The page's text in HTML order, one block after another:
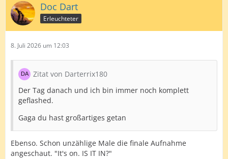
Doc Dart
Erleuchteter
8. Juli 2026 um 12:03
Zitat von Darterrix180
Der Tag danach und ich bin immer noch komplett
geflashed.
Gaga du hast großartiges getan
Ebenso. Schon unzählige Male die finale Aufnahme
angeschaut. "It's on. IS IT IN?"